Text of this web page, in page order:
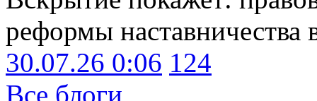
реформы наставничества
30.07.26 0:06 124
Все блоги